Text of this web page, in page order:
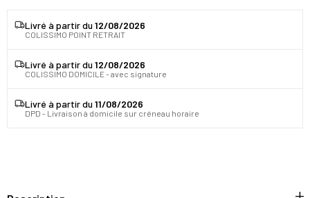
Livré à partir du 12/08/2026
COLISSIMO POINT RETRAIT
Livré à partir du 12/08/2026
COLISSIMO DOMICILE - avec signature
Livré à partir du 11/08/2026
DPD - Livraison à domicile sur créneau horaire